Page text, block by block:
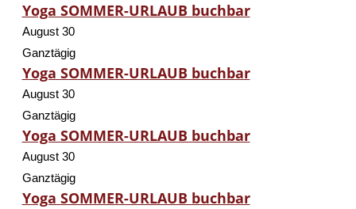
Yoga SOMMER-URLAUB buchbar
August 30
Ganztägig
Yoga SOMMER-URLAUB buchbar
August 30
Ganztägig
Yoga SOMMER-URLAUB buchbar
August 30
Ganztägig
Yoga SOMMER-URLAUB buchbar